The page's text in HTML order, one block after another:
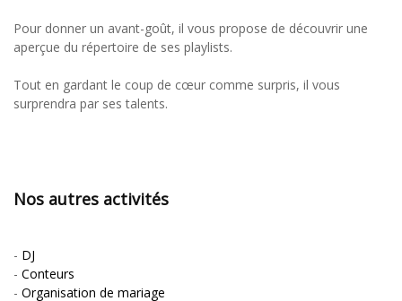
Pour donner un avant-goût, il vous propose de découvrir une
aperçue du répertoire de ses playlists.
Tout en gardant le coup de cœur comme surpris, il vous
surprendra par ses talents.
Nos autres activités
- DJ
- Conteurs
- Organisation de mariage